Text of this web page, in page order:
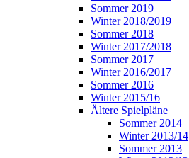
Sommer 2019
Winter 2018/2019
Sommer 2018
Winter 2017/2018
Sommer 2017
Winter 2016/2017
Sommer 2016
Winter 2015/16
Ältere Spielpläne
Sommer 2014
Winter 2013/14
Sommer 2013